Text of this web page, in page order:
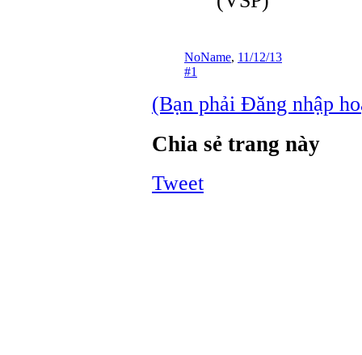
NoName, 11/12/13
#1
(Bạn phải Đăng nhập
Chia sẻ trang này
Tweet